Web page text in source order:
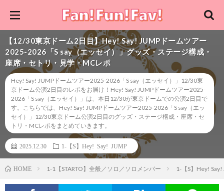
【12/30東京ドーム2日目】Hey! Say! JUMPドームツアー
2025-2026「S say（エッセイ）」グッズ・ステージ構成・
座席・セトリ・見学・MCレポ
Hey! Say! JUMPドームツアー2025-2026「S say（エッセイ）」12/30東
京ドーム公演2日目のレポをお届け！Hey! Say! JUMPドームツアー2025-
2026「S say（エッセイ）」は、本日12/30が東京ドームでの公演2日目で
す。こちらでは、Hey! Say! JUMPドームツアー2025-2026「S say（エッ
セイ）」12/30東京ドーム公演2日目のグッズ・ステージ構成・座席・セ
トリ・MCレポをまとめていきます。
2025.12.30 1-【S】Hey! Say! JUMP
HOME 1-1【STARTO】全般／ソロ／ソロメンバー 1-【S】Hey! Say!